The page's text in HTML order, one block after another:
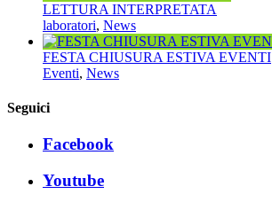
LETTURA INTERPRETATA
laboratori, News
FESTA CHIUSURA ESTIVA EVENTI
Eventi, News
Seguici
Facebook
Youtube